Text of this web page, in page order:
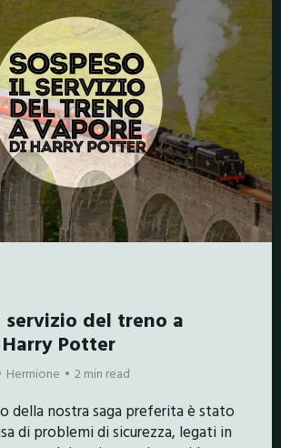
servizio del treno a
Potter
Hermione 2 min read
della nostra saga preferita è stato
di problemi di sicurezza, legati in